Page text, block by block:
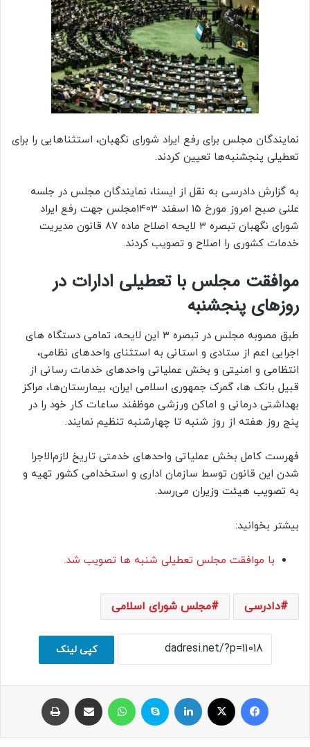
نمایندگان مجلس برای رفع ایراد شورای نگهبان، استثناهایی را برای
تعطیلی پنجشنبه‌ها تعیین کردند.
به گزارش دادرسی به نقل از ایسنا، نمایندگان مجلس در جلسه
علنی صبح امروز مورخ ۱۵ اسفند ۱۴۰۳مجلس جهت رفع ایراد
شورای نگهبان تبصره ۳ لایحه اصلاح ماده ۸۷ قانون مدیریت
خدمات کشوری را اصلاح و تصویب کردند.
موافقت مجلس با تعطیلی ادارات در
روزهای پنجشنبه
طبق مصوبه مجلس در تبصره ۳ این لایحه، تمامی دستگاه های
اجرایی اعم از ستادی و استانی به استثنای واحدهای نظامی،
انتظامی و امنیتی و بخش عملیاتی واحدهای خدمات رسانی از
قبیل بانک ها، گمرک جمهوری اسلامی ایران، بیمارستان‌ها، مراکز
بهداشتی درمانی و اماکن ورزشی موظفند ساعات کار خود را در
پنج روز هفته از روز شنبه تا چهارشنبه تنظیم نمایند.
فهرست کامل بخش عملیاتی واحدهای خدمتی تاریخ لازم‌الاجرا
شدن این قانون توسط سازمان اداری و استخدامی کشور تهیه و
به تصویب هیئت وزیران می‌رسد.
بیشتر بخوانید:
با موافقت مجلس تعطیلی شنبه ها تصویب شد.
دادرسی مجلس شورای اسلامی
کپی لینک
فیسبوک ایکس لینکداین اسکایپ واتس آپ اشتراک با ایمیل